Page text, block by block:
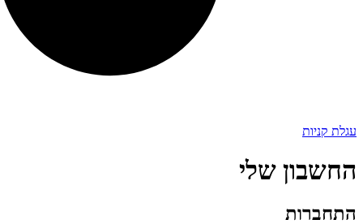
עגלת קניות
החשבון שלי
התחברות